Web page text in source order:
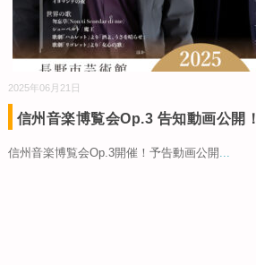
2025年06月21日
信州音楽博覧会Op.3 告知動画公開！
信州音楽博覧会Op.3開催！予告動画公開 ...